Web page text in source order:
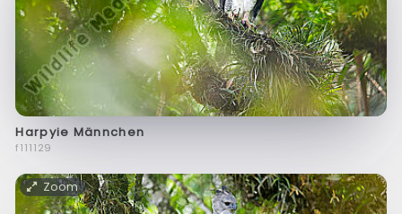
Harpyie Männchen
f111129
Zoom